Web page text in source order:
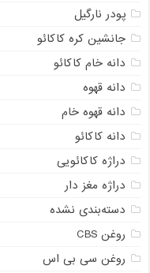
پودر نارگیل
جانشین کره کاکائو
دانه خام کاکائو
دانه قهوه
دانه قهوه خام
دانه کاکائو
دراژه کاکائویی
دراژه مغز دار
دسته‌بندی نشده
روغن CBS
روغن سی بی اس